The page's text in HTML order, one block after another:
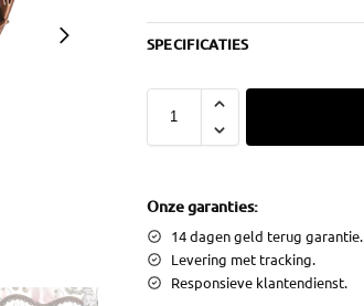
SPECIFICATIES
Onze garanties:
14 dagen geld terug garantie.
Levering met tracking.
Responsieve klantendienst.